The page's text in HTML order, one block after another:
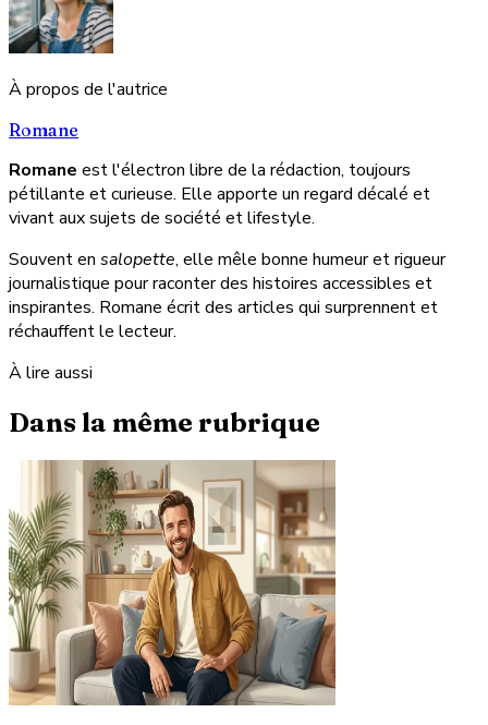
À propos de l'autrice
Romane
Romane est l'électron libre de la rédaction, toujours
pétillante et curieuse. Elle apporte un regard décalé et
vivant aux sujets de société et lifestyle.
Souvent en salopette, elle mêle bonne humeur et rigueur
journalistique pour raconter des histoires accessibles et
inspirantes. Romane écrit des articles qui surprennent et
réchauffent le lecteur.
À lire aussi
Dans la même rubrique